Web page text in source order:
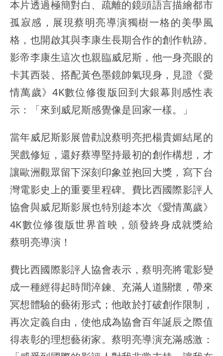
本片透過極簡對白、疏離的鏡頭語言描繪都市
孤寂感，展現蔡明亮導演獨樹一格的美學風
格，也開啟其與李康生長期合作的創作軌跡。
影帝李康生這次也親臨威尼斯，他一身亮眼的
卡其西裝、搭配黃色墨鏡帥氣現身，見證《愛
情萬歲》4K數位修復版回到大銀幕則感性表
示：「來到威尼斯感覺像是回家一樣。」
當年威尼斯影展曾勸說蔡明亮把楊貴媚結尾的
哭戲修短，還好蔡導堅持最初的創作構想，才
讓歐洲觀眾留下深刻印象並抱回大獎，寫下台
灣電影史上的重要里程碑。費比西國際影評人
協會與威尼斯影展也特別趁本次《愛情萬歲》
4K數位修復版世界首映，頒發終身成就獎給
蔡明亮導演！
費比西國際影評人協會表示，蔡明亮將電影變
成一種經得起時間淬鍊、充滿人道關懷，帶來
冥想體驗的藝術形式；他敢於打破創作限制，
再次定義自由，使他成為協會百年誕辰之際值
得表彰的理想藝術家。蔡明亮導演充滿感激：